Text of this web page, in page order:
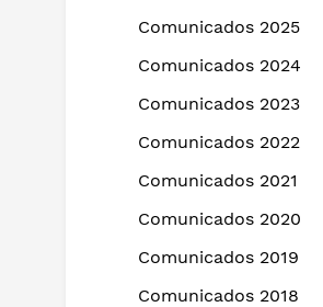
Comunicados 2025
Comunicados 2024
Comunicados 2023
Comunicados 2022
Comunicados 2021
Comunicados 2020
Comunicados 2019
Comunicados 2018